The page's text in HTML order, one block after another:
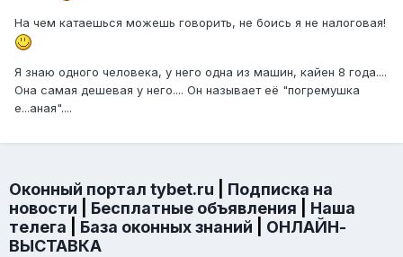
На чем катаешься можешь говорить, не боись я не налоговая!
Я знаю одного человека, у него одна из машин, кайен 8 года....
Она самая дешевая у него.... Он называет её "погремушка
е...аная"....
Оконный портал tybet.ru
Подписка на
новости
Бесплатные объявления
Наша
телега
База оконных знаний
ОНЛАЙН-
ВЫСТАВКА